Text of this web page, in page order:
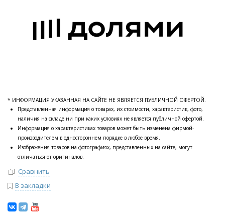
* ИНФОРМАЦИЯ УКАЗАННАЯ НА САЙТЕ НЕ ЯВЛЯЕТСЯ ПУБЛИЧНОЙ ОФЕРТОЙ.
Представленная информация о товарах, их стоимости, характеристик, фото,
наличия на складе ни при каких условиях не является публичной офертой.
Информация о характеристиках товаров может быть изменена фирмой-
производителем в одностороннем порядке в любое время.
Изображения товаров на фотографиях, представленных на сайте, могут
отличаться от оригиналов.
Сравнить
В закладки